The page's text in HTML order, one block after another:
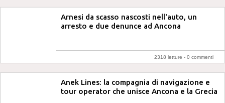
Arnesi da scasso nascosti nell'auto, un
arresto e due denunce ad Ancona
2318 letture - 0 commenti
Anek Lines: la compagnia di navigazione e
tour operator che unisce Ancona e la Grecia